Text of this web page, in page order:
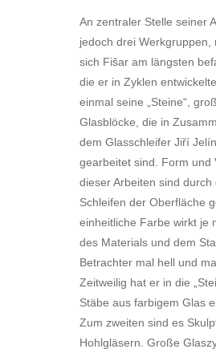
An zentraler Stelle seiner
jedoch drei Werkgruppen,
sich Fišar am längsten
die er in Zyklen
einmal seine „Steine“,
Glasblöcke, die in
dem Glasschleifer Jiří
gearbeitet sind. Form und
dieser Arbeiten sind durch
Schleifen der Oberfläche
einheitliche Farbe wirkt je
des Materials und dem
Betrachter mal hell und
Zeitweilig hat er in die
Stäbe aus farbigem Glas
Zum zweiten sind es
Hohlgläsern. Große